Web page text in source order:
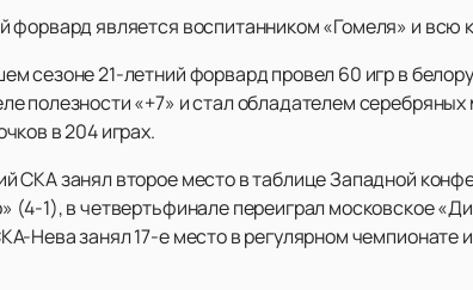
форвард является воспитанником «Гомеля» и всю
сезоне 21-летний форвард провел 60 игр в
полезности «+7» и стал обладателем
в 204 играх.
СКА занял второе место в таблице Западной
(4-1), в четвертьфинале переиграл московское
Нева занял 17-е место в регулярном чемпионате